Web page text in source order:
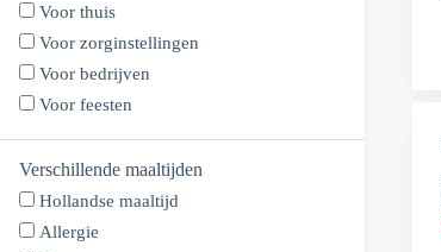
Voor thuis
Voor zorginstellingen
Voor bedrijven
Voor feesten
Verschillende maaltijden
Hollandse maaltijd
Allergie